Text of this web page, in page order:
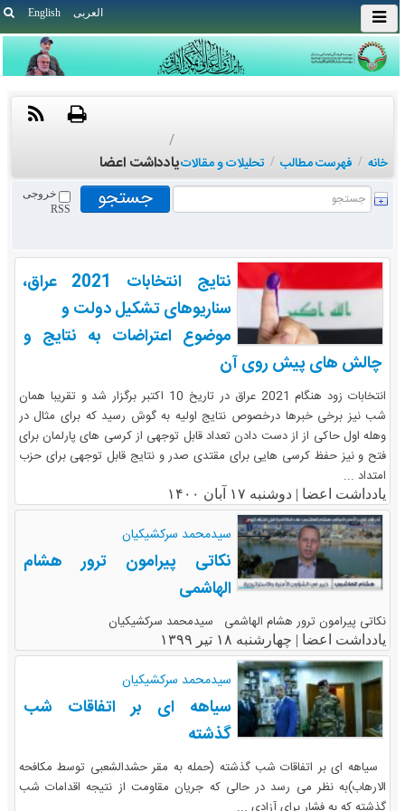
English العربی
خانه / فهرست مطالب / تحلیلات و مقالات
/
یادداشت اعضا
خروجی
RSS
نتایج انتخابات 2021 عراق،
سناریوهای تشکیل دولت و
موضوع اعتراضات به نتایج و
چالش های پیش روی آن
انتخابات زود هنگام 2021 عراق در تاریخ 10 اکتبر برگزار شد و تقریبا همان
شب نیز برخی خبرها درخصوص نتایج اولیه به گوش رسید که برای مثال در
وهله اول حاکی از از دست دادن تعداد قابل توجهی از کرسی های پارلمان برای
فتح و نیز حفظ کرسی هایی برای مقتدی صدر و نتایج قابل توجهی برای حزب
امتداد ...
یادداشت اعضا | دوشنبه ۱۷ آبان ۱۴۰۰
سیدمحمد سرکشیکیان
نکاتی پیرامون ترور هشام
الهاشمی
نکاتی پیرامون ترور هشام الهاشمی سیدمحمد سرکشیکیان
یادداشت اعضا | چهارشنبه ۱۸ تیر ۱۳۹۹
سیدمحمد سرکشیکیان
سیاهه ای بر اتفاقات شب
گذشته
سیاهه ای بر اتفاقات شب گذشته (حمله به مقر حشدالشعبی توسط مکافحه
الارهاب)به نظر می رسد در حالی که جریان مقاومت از نتیجه اقدامات شب